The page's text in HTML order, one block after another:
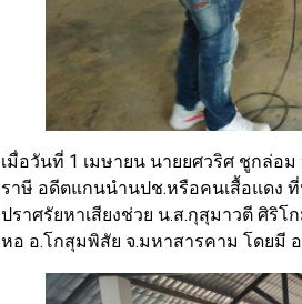
เมื่อวันที่ 1 เมษายน นายยศวริศ ชูกล่อ
ราษี อดีตแกนนำนปช.หรือคนเสื้อแดง
ปราศรัยหาเสียงช่วย น.ส.กุสุมาวตี ศิริ
หอ อ.โกสุมพิสัย จ.มหาสารคาม โดยมี